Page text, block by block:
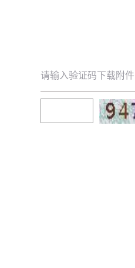
请输入验证码下载附件